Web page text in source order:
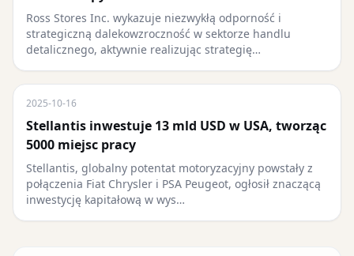
Ross Stores Inc. wykazuje niezwykłą odporność i
strategiczną dalekowzroczność w sektorze handlu
detalicznego, aktywnie realizując strategię…
2025-10-16
Stellantis inwestuje 13 mld USD w USA, tworząc
5000 miejsc pracy
Stellantis, globalny potentat motoryzacyjny powstały z
połączenia Fiat Chrysler i PSA Peugeot, ogłosił znaczącą
inwestycję kapitałową w wys…